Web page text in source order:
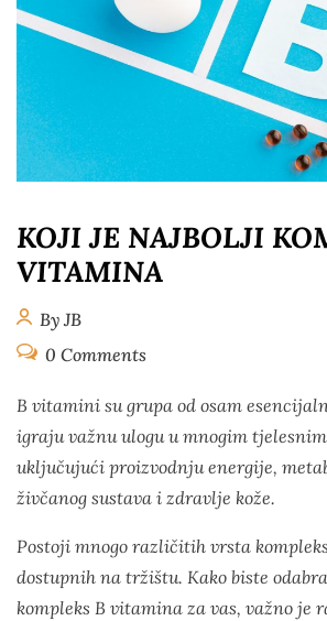
KOJI JE NAJBOLJI
VITAMINA
By JB
0 Comments
B vitamini su grupa od osam
igraju važnu ulogu u mnogim
uključujući proizvodnju energije,
živčanog sustava i zdravlje kože.
Postoji mnogo različitih vrsta
dostupnih na tržištu. Kako biste
kompleks B vitamina za vas, važno je